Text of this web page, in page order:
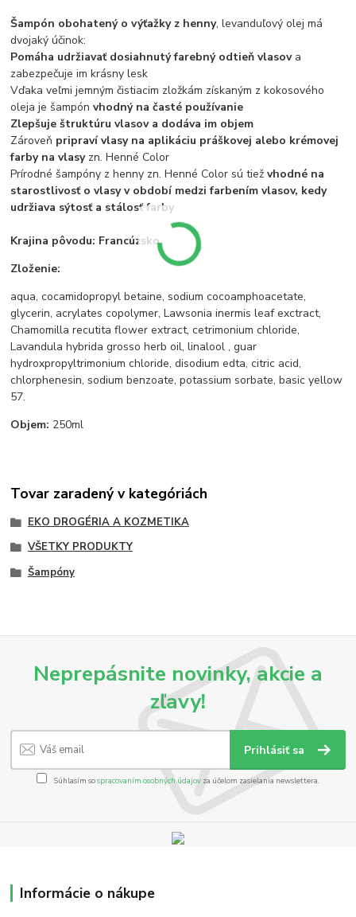
Šampón obohatený o výťažky z henny, levanduľový olej má
dvojaký účinok:
Pomáha udržiavať dosiahnutý farebný odtieň vlasova
zabezpečuje im krásny lesk
Vďaka veľmi jemným čistiacim zložkám získaným z kokosového
oleja je šampónvhodný na časté používanie
Zlepšuje štruktúru vlasov a dodáva im objem
Zároveň pripraví vlasy na aplikáciu práškovej alebo krémovej
farby na vlasyzn. Henné Color
Prírodné šampóny z henny zn. Henné Color sú tiežvhodné na
starostlivosť o vlasy v období medzi farbením vlasov, kedy
udržiava sýtosť a stálosť farby
Krajina pôvodu: Francúzsko
Zloženie:
aqua, cocamidopropyl betaine, sodium cocoamphoacetate,
glycerin, acrylates copolymer, Lawsonia inermis leaf exctract,
Chamomilla recutita flower extract, cetrimonium chloride,
Lavandula hybrida grosso herb oil, linalool , guar
hydroxpropyltrimonium chloride, disodium edta, citric acid,
chlorphenesin, sodium benzoate, potassium sorbate, basic yellow
57.
Objem: 250ml
Tovar zaradený v kategóriách
EKO DROGÉRIA A KOZMETIKA
VŠETKY PRODUKTY
Šampóny
Neprepásnite novinky, akcie a
zľavy!
Prihlásiť sa
Súhlasím sospracovaním osobných údajov za účelom zasielania newslettera.
Informácie o nákupe